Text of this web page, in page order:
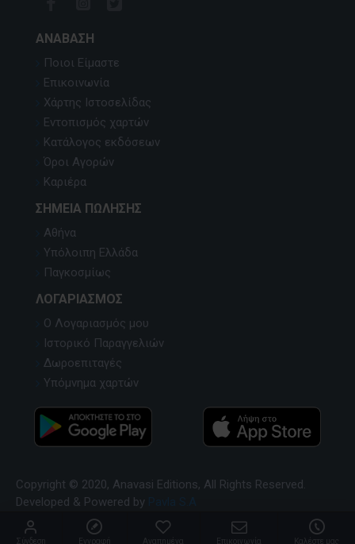
ΑΝΆΒΑΣΗ
Ποιοι Είμαστε
Επικοινωνία
Χάρτης Ιστοσελίδας
Εντοπισμός χαρτών
Κατάλογος εκδόσεων
Όροι Αγορών
Καριέρα
ΣΗΜΕΊΑ ΠΏΛΗΣΗΣ
Αθήνα
Υπόλοιπη Ελλάδα
Παγκοσμίως
ΛΟΓΑΡΙΑΣΜΌΣ
Ο Λογαριασμός μου
Ιστορικό Παραγγελιών
Δωροεπιταγές
Υπόμνημα χαρτών
Copyright © 2020, Anavasi Editions, All Rights Reserved.
Developed & Powered by
Σύνδεση Εγγραφή Αγαπημένα Επικοινωνία Καλέστε μας